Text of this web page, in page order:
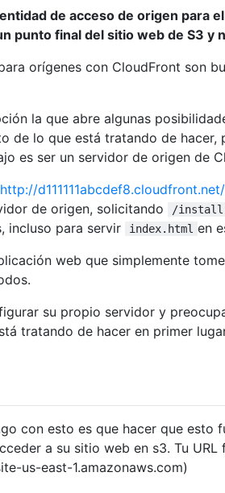
de acceso de origen para
punto final del sitio web de S3 y
orígenes con CloudFront son
la que abre algunas
de lo que está tratando de hacer,
es ser un servidor de origen de
http://
de origen, solicitando
/install
incluso para servir
index.html en
web que simplemente
su propio servidor y
tratando de hacer en primer
con esto es que hacer que esto
a su sitio web en s3. Tu URL
us-east-1.amazonaws.com)